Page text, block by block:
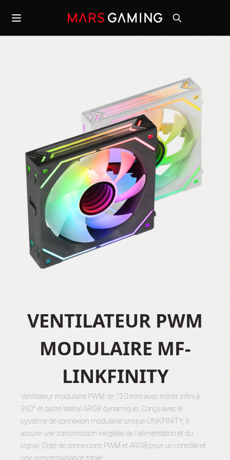
VENTILATEUR PWM
MODULAIRE MF-
LINKFINITY
Ventilateur modulaire PWM de 120 mm avec miroir infini à
360° et cadre latéral ARGB dynamique. Conçu avec le
système de connexion modulaire unique LINKFINITY, il
assure une transmission inégalée de l'alimentation et du
signal. Doté de connexions PWM et ARGB pour un contrôle et
une personnalisation totale.